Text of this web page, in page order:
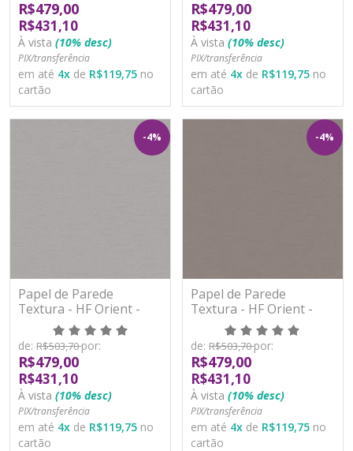
R$479,00
R$431,10
À vista (10% desc)
PIX/transferência
em até 4x de R$119,75 no
cartão
R$479,00
R$431,10
À vista (10% desc)
PIX/transferência
em até 4x de R$119,75 no
cartão
-4%
Papel de Parede
Textura - HF Orient -
121053 - Vinílico - TNT
de: R$503,70por:
R$479,00
R$431,10
À vista (10% desc)
PIX/transferência
em até 4x de R$119,75 no
cartão
-4%
Papel de Parede
Textura - HF Orient -
121054 - Vinílico - TNT
de: R$503,70por:
R$479,00
R$431,10
À vista (10% desc)
PIX/transferência
em até 4x de R$119,75 no
cartão